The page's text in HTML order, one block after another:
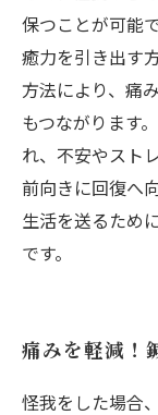
保つことが可能
癒力を引き出す
方法により、痛
もつながります
れ、不安やスト
前向きに回復へ
生活を送るため
です。
痛みを軽減！
怪我をした場合